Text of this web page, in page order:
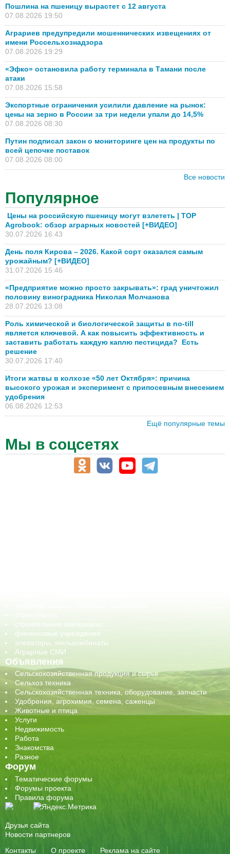
Пошлина на пшеницу вырастет с 12 августа
07.08.2026 19:50
Аграриев предупредили мошеннических извещениях от
имени Россельхознадзора
07.08.2026 19:29
«Эфко» остановила работу терминала в Тамани после
атаки
07.08.2026 15:58
Экспортные ограничения усилили давление на рынок:
цены на зерно в России за три недели упали до 14,5%
07.08.2026 08:30
Путин подписал закон о мониторинге цен на продукты по
всей цепочке поставок
07.08.2026 08:00
Все новости
Популярное
Цены на российскую пшеницу могут взлететь | TOP
Agrobook: обзор аграрных новостей [+ВИДЕО]
30.07.2026 16:43
День поля Кирова – 2026. Какой сорт оказался самым
урожайным? [+ВИДЕО]
31.07.2026 15:46
«Предприятие можно просто закрывать»: град уничтожил
половину виноградника Николая Молчанова
28.07.2026 13:08
Роль химической и биологической защиты в no-till
является ключевой. А как повысить эффективность и
заставить работать каждую каплю пестицида? Есть
решение
30.07.2026 17:40
Итоги жатвы в колхозе «50 лет Октября»: причина
высокого урожая и эксперимент с припосевным внесением
удобрения
06.08.2026 12:53
Ещё популярные темы
Мы в соцсетях
строительные материалы
финансовые учреждения
элеваторы, мелькомбинаты
Аграрные СМИ
Объявления
Сельскохозяйственная продукция и сырье
Сельхоз техника
Сельскохозяйственная техника, оборудование, запчасти
Удобрения, агрохимия, семена, саженцы
Животные и птица
Услуги
Недвижимость
Работа
Знакомства
Разное
Форум
Тематические форумы
Форумы проекта
Правила форума
Друзья сайта
Новости партнеров
Контакты
О проекте Реклама на сайте